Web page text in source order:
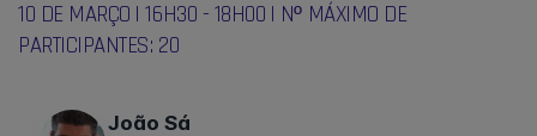
10 DE MARÇO | 16H30 - 18H00 | Nº MÁXIMO DE
PARTICIPANTES: 20
João Sá